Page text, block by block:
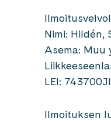
Nimi: Hildén,
Asema: Muu
LEI:
Ilmoituksen